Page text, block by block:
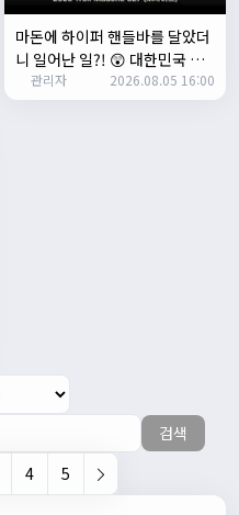
데 괜찮나요?
안라는 안전한 라이딩으로
마돈에 하이퍼 핸들바를 달았더
니 일어난 일?! 😲 대한민국 유
일무이 커스텀 마돈 SL7 등장!
관리자 2026.08.05 16:00
검색
4 5